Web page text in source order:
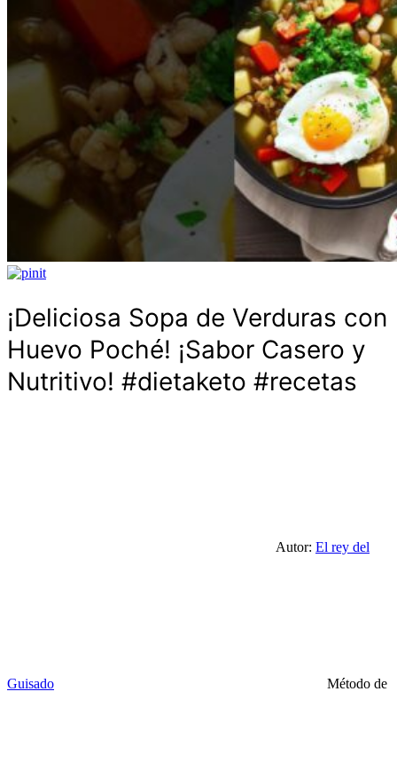
¡Deliciosa Sopa de Verduras con
Huevo Poché! ¡Sabor Casero y
Nutritivo! #dietaketo #recetas
Autor: El rey del
Guisado Método de